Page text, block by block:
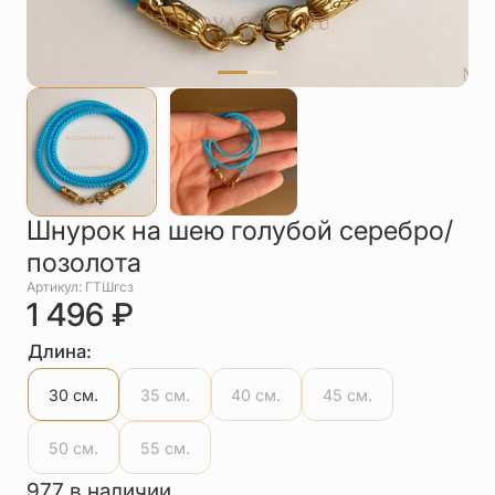
Цепи
Чётки
Шнурки на
шею
Другое
Шнурок на шею голубой серебро/
позолота
Артикул: ГТШгсз
1 496 ₽
Длина:
30 см. 35 см. 40 см. 45 см.
50 см. 55 см.